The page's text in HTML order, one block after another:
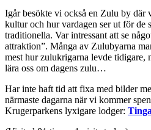
Igår besökte vi också en Zulu by där
kultur och hur vardagen ser ut för de
traditionella. Var intressant att se
attraktion”. Många av Zulubyarna
mest hur zulukrigarna levde tidigare,
lära oss om dagens zulu…
Har inte haft tid att fixa med bilder
närmaste dagarna när vi kommer
Krugerparkens lyxigare lodger: Tinga